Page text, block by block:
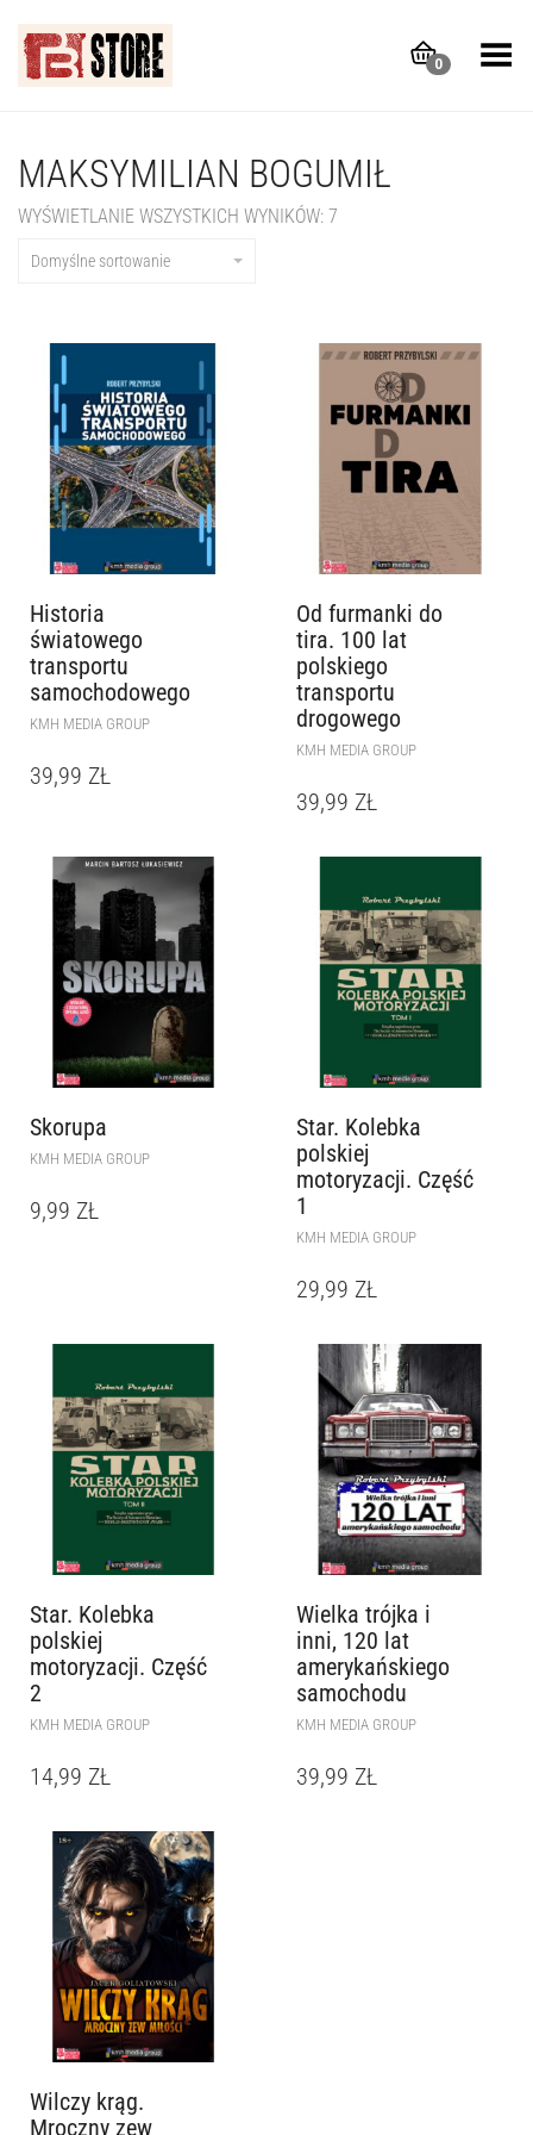
0
Toggle Menu
MAKSYMILIAN BOGUMIŁ
WYŚWIETLANIE WSZYSTKICH WYNIKÓW: 7
Domyślne sortowanie
Historia
światowego
transportu
samochodowego
KMH MEDIA GROUP
39,99 ZŁ
Od furmanki do
tira. 100 lat
polskiego
transportu
drogowego
KMH MEDIA GROUP
39,99 ZŁ
Skorupa
KMH MEDIA GROUP
9,99 ZŁ
Star. Kolebka
polskiej
motoryzacji. Część
1
KMH MEDIA GROUP
29,99 ZŁ
Star. Kolebka
polskiej
motoryzacji. Część
2
KMH MEDIA GROUP
14,99 ZŁ
Wielka trójka i
inni, 120 lat
amerykańskiego
samochodu
KMH MEDIA GROUP
39,99 ZŁ
Wilczy krąg.
Mroczny zew